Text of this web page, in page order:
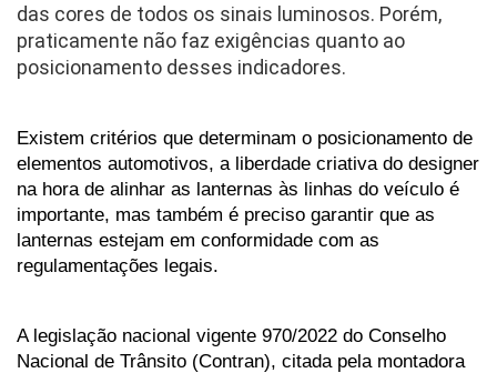
das cores de todos os sinais luminosos. Porém,
praticamente não faz exigências quanto ao
posicionamento desses indicadores.
Existem critérios que determinam o posicionamento de
elementos automotivos, a liberdade criativa do designer
na hora de alinhar as lanternas às linhas do veículo é
importante, mas também é preciso garantir que as
lanternas estejam em conformidade com as
regulamentações legais.
A legislação nacional vigente 970/2022 do Conselho
Nacional de Trânsito (Contran), citada pela montadora